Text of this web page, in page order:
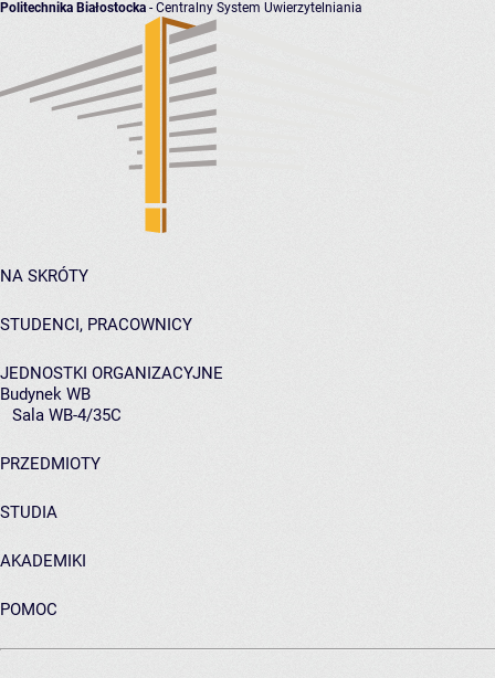
Politechnika Białostocka - Centralny System Uwierzytelniania
NA SKRÓTY
STUDENCI, PRACOWNICY
JEDNOSTKI ORGANIZACYJNE
Budynek WB
Sala WB-4/35C
PRZEDMIOTY
STUDIA
AKADEMIKI
POMOC